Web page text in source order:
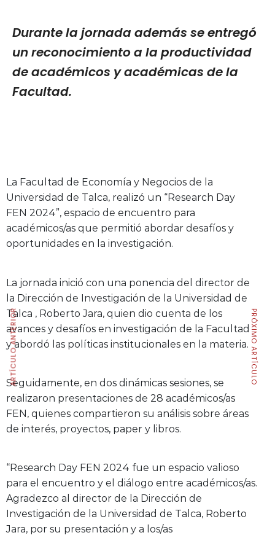
Durante la jornada además se entregó
un reconocimiento a la productividad
de académicos y académicas de la
Facultad.
La Facultad de Economía y Negocios de la
Universidad de Talca, realizó un “Research Day
FEN 2024”, espacio de encuentro para
académicos/as que permitió abordar desafíos y
oportunidades en la investigación.
La jornada inició con una ponencia del director de
la Dirección de Investigación de la Universidad de
Talca , Roberto Jara, quien dio cuenta de los
avances y desafíos en investigación de la Facultad
y abordó las políticas institucionales en la materia.
Seguidamente, en dos dinámicas sesiones, se
realizaron presentaciones de 28 académicos/as
FEN, quienes compartieron su análisis sobre áreas
de interés, proyectos, paper y libros.
“Research Day FEN 2024 fue un espacio valioso
para el encuentro y el diálogo entre académicos/as.
Agradezco al director de la Dirección de
Investigación de la Universidad de Talca, Roberto
Jara, por su presentación y a los/as
ARTÍCULO ANTERIOR PRÓXIMO ARTÍCULO